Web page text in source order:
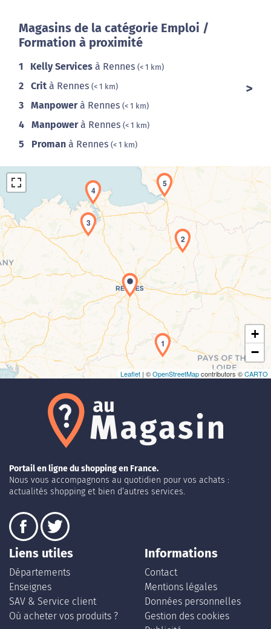
Magasins de la catégorie Emploi /
Formation à proximité
1 Kelly Services à Rennes (< 1 km)
2 Crit à Rennes (< 1 km)
3 Manpowerà Rennes (< 1 km)
4 Manpowerà Rennes (< 1 km)
5 Proman à Rennes (< 1 km)
Chargement de la carte en cours...
1
2
3
4
5
+
−
Leaflet | ©OpenStreetMapcontributors ©CARTO
Portail en ligne du shopping en France.
Nous vous accompagnons au quotidien pour vos achats :
actualités shopping et bien d’autres services.
Liens utiles
Départements
Enseignes
SAV & Service client
Où acheter vos produits ?
Informations
Contact
Mentions légales
Données personnelles
Gestion des cookies